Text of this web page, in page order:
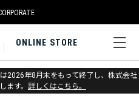
ONLINE STORE
2026年8月末をもって終了し、株式会社
ます。 詳しくはこちら。
ックドロー